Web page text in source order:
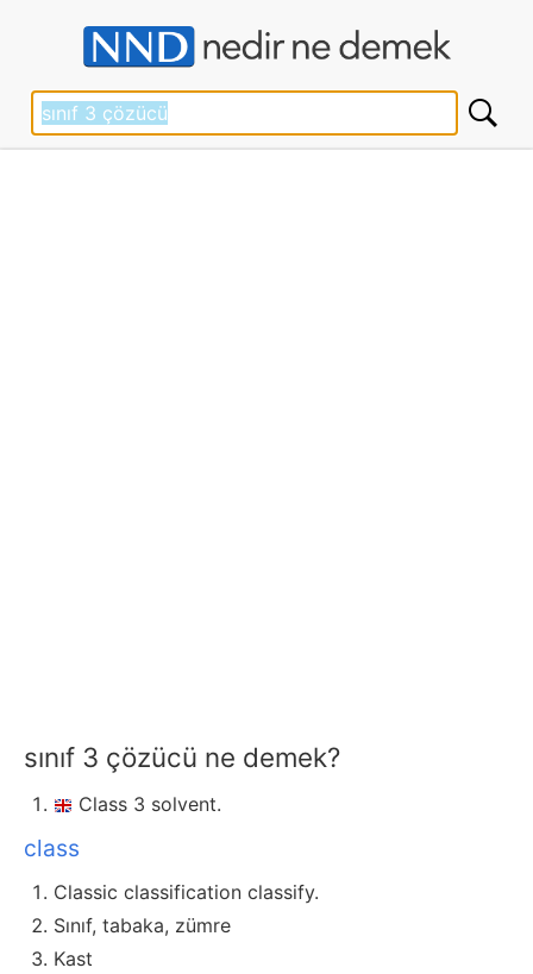
sınıf 3 çözücü ne demek?
Class 3 solvent.
class
Classic classification classify.
Sınıf, tabaka, zümre
Kast